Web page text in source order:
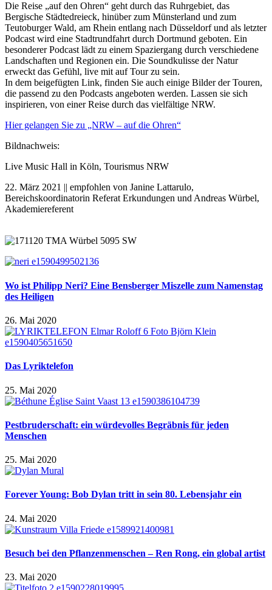
Die Reise „auf den Ohren“ geht durch das Ruhrgebiet, das
Bergische Städtedreieck, hinüber zum Münsterland und zum
Teutoburger Wald, am Rhein entlang nach Düsseldorf und als letzter
Podcast wird eine Stadtrundfahrt durch Dortmund geboten. Ein
besonderer Podcast lädt zu einem Spaziergang durch verschiedene
Landschaften und Regionen ein. Die Soundkulisse der Natur
erweckt das Gefühl, live mit auf Tour zu sein.
In dem beigefügten Link, finden Sie auch einige Bilder der Touren,
die passend zu den Podcasts angeboten werden. Lassen sie sich
inspirieren, von einer Reise durch das vielfältige NRW.
Hier gelangen Sie zu „NRW – auf die Ohren“
Bildnachweis:
Live Music Hall in Köln, Tourismus NRW
22. März 2021 || empfohlen von Janine Lattarulo,
Bereichskoordinatorin Referat Erkundungen und Andreas Würbel,
Akademiereferent
Wo ist Philipp Neri? Eine Bensberger Miszelle zum Namenstag
des Heiligen
26. Mai 2020
Das Lyriktelefon
25. Mai 2020
Pestbruderschaft: ein würdevolles Begräbnis für jeden
Menschen
25. Mai 2020
Forever Young: Bob Dylan tritt in sein 80. Lebensjahr ein
24. Mai 2020
Besuch bei den Pflanzenmenschen – Ren Rong, ein global artist
23. Mai 2020